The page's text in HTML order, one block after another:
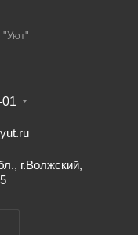
"Уют"
г.Волжский,